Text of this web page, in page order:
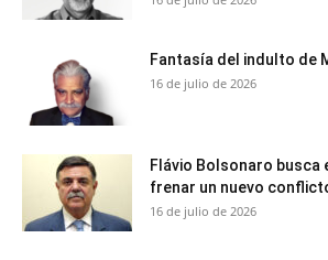
Fantasía del indulto de
16 de julio de 2026
Flávio Bolsonaro busca
frenar un nuevo
16 de julio de 2026